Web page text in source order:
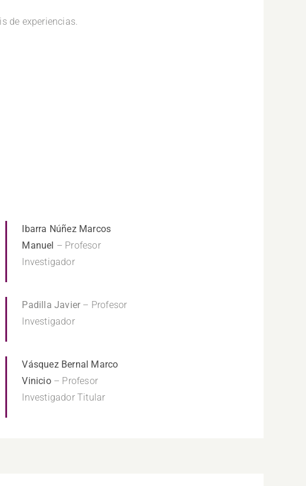
de experiencias.
Ibarra Núñez Marcos
Manuel – Profesor
Investigador
Padilla Javier – Profesor
Investigador
Vásquez Bernal Marco
Vinicio– Profesor
Investigador Titular